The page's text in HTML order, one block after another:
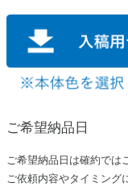
ご希望納品日
ご希望納品日は確約では
ご依頼内容やタイミング